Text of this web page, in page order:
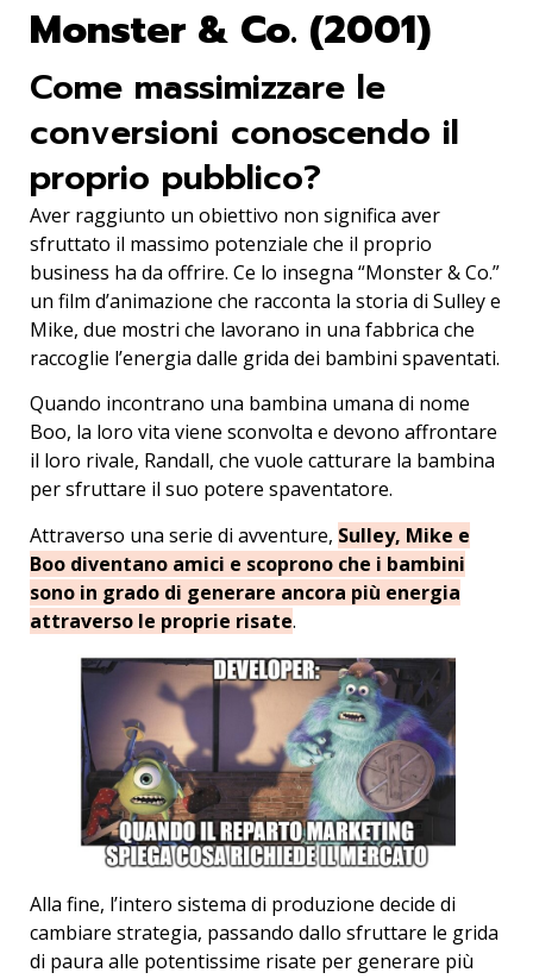
Monster & Co. (2001)
Come massimizzare le
conversioni conoscendo il
proprio pubblico?
Aver raggiunto un obiettivo non significa aver
sfruttato il massimo potenziale che il proprio
business ha da offrire. Ce lo insegna “Monster & Co.”
un film d’animazione che racconta la storia di Sulley e
Mike, due mostri che lavorano in una fabbrica che
raccoglie l’energia dalle grida dei bambini spaventati.
Quando incontrano una bambina umana di nome
Boo, la loro vita viene sconvolta e devono affrontare
il loro rivale, Randall, che vuole catturare la bambina
per sfruttare il suo potere spaventatore.
Attraverso una serie di avventure, Sulley, Mike e
Boo diventano amici e scoprono che i bambini
sono in grado di generare ancora più energia
attraverso le proprie risate.
Alla fine, l’intero sistema di produzione decide di
cambiare strategia, passando dallo sfruttare le grida
di paura alle potentissime risate per generare più